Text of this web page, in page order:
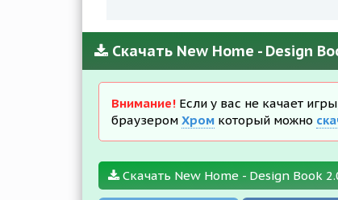
Скачать New Home - Design
Внимание! Если у вас не качает
браузером Хром который можно
Скачать New Home - Design Book